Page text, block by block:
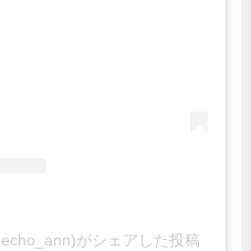
がシェアした投稿